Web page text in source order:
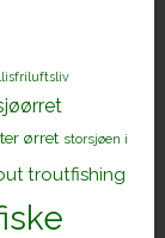
ørret storsjøen i
troutfishing